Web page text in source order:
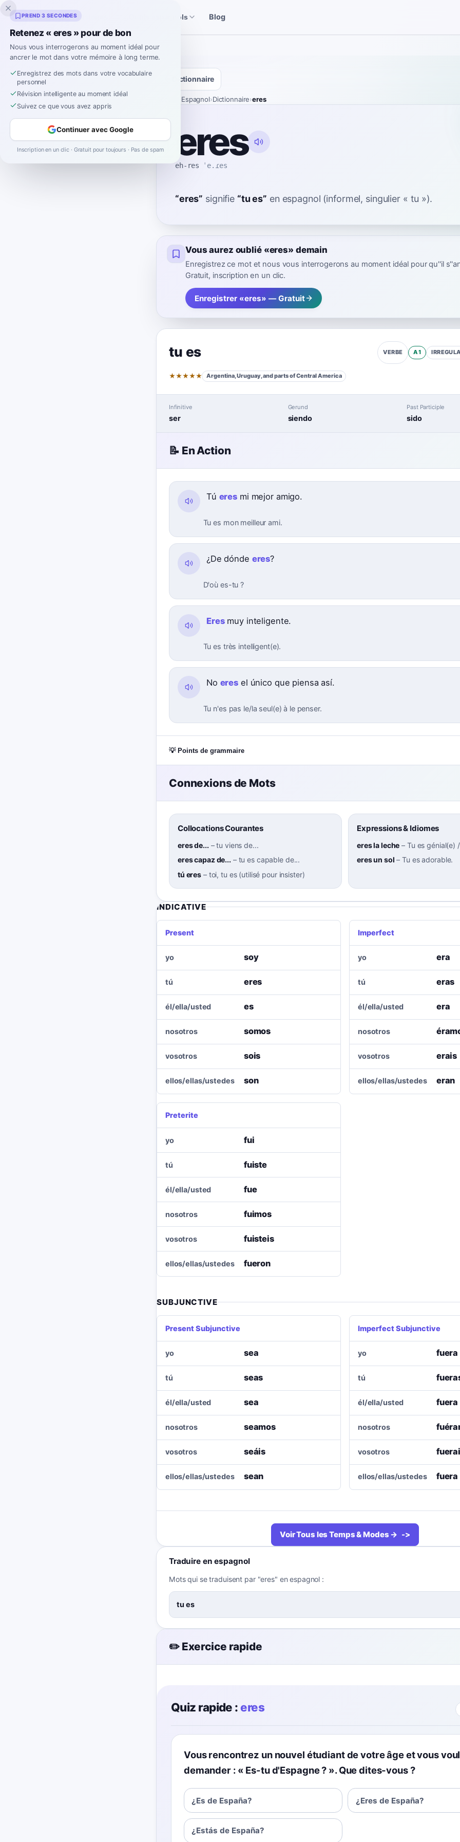
Inklingo Outils espagnols Blog
Dictionnaire
Espagnol›Dictionnaire›eres
eres
eh-res ˈe.ɾes
“eres” signifie “tu es” en espagnol (informel, singulier « tu »).
Vous aurez oublié «eres» demain
Enregistrez ce mot et nous vous interrogerons au moment idéal pour qu''il
Gratuit, inscription en un clic.
Enregistrer «eres» — Gratuit
tu es VERBE A1
★★★★★ Argentina, Uruguay, and parts of Central America
Infinitive
ser
Gerund
siendo
Past Participle
sido
📝 En Action
Tú eres mi mejor amigo.
Tu es mon meilleur ami.
¿De dónde eres?
D'où es-tu ?
Eresmuy inteligente.
Tu es très intelligent(e).
No eres el único que piensa así.
Tu n'es pas le/la seul(e) à le penser.
💡 Points de grammaire
Connexions de Mots
Collocations Courantes
eres de...–tu viens de...
eres capaz de...– tu es capable de...
tú eres – toi, tu es (utilisé pour insister)
Expressions & Idiomes
eres la leche – Tu es génial(e)
eres un sol –Tu es adorable.
INDICATIVE
Present
yo soy
tú eres
él/ella/usted es
nosotros somos
vosotros sois
ellos/ellas/ustedes son
Imperfect
yo era
tú eras
él/ella/usted era
nosotros
vosotros erais
ellos/ellas/ustedes eran
Preterite
yo fui
tú fuiste
él/ella/usted fue
nosotros fuimos
vosotros fuisteis
ellos/ellas/ustedes fueron
SUBJUNCTIVE
Present Subjunctive
yo sea
tú seas
él/ella/usted sea
nosotros seamos
vosotros seáis
ellos/ellas/ustedes sean
Imperfect Subjunctive
yo fuera
tú
él/ella/usted fuera
nosotros
vosotros
ellos/ellas/ustedes fuera
Voir Tous les Temps & Modes →
Traduire en espagnol
Mots qui se traduisent par "eres" en espagnol :
tu es
✏️ Exercice rapide
Quiz rapide :eres
Vous rencontrez un nouvel étudiant de votre âge et vous
demander : « Es-tu d'Espagne ? ». Que dites-vous ?
¿Es de España? ¿Eres de España?
¿Estás de España?
PREND 3 SECONDES
Retenez « eres » pour de bon
Nous vous interrogerons au moment idéal pour
ancrer le mot dans votre mémoire à long terme.
Enregistrez des mots dans votre vocabulaire
personnel
Révision intelligente au moment idéal
Suivez ce que vous avez appris
Continuer avec Google
Inscription en un clic · Gratuit pour toujours · Pas de spam